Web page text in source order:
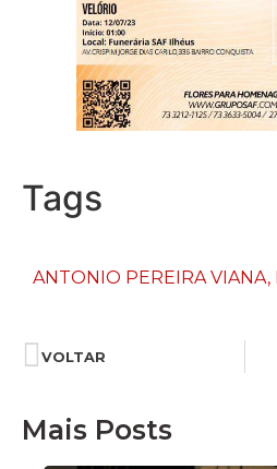
Tags
ANTONIO PEREIRA VIANA,
VOLTAR
Mais Posts